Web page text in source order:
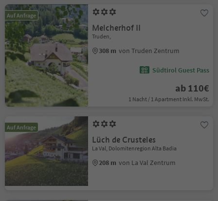
Auf Anfrage
Melcherhof II
Truden,
308 m von Truden Zentrum
Südtirol Guest Pass
ab 110€
1 Nacht / 1 Apartment Inkl. MwSt.
Auf Anfrage
Lüch de Crusteles
La Val, Dolomitenregion Alta Badia
208 m von La Val Zentrum